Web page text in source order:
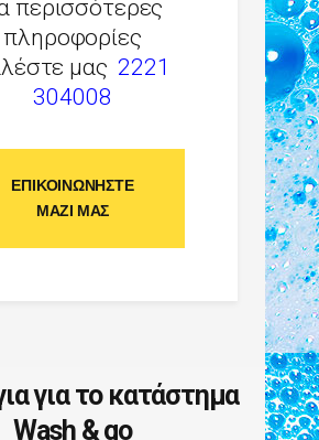
περισσότερες
πληροφορίες
μας 2221
304008
ΕΠΙΚΟΙΝΩΝΉΣΤΕ
ΜΑΖΊ ΜΑΣ
για το κατάστημα
Wash & go